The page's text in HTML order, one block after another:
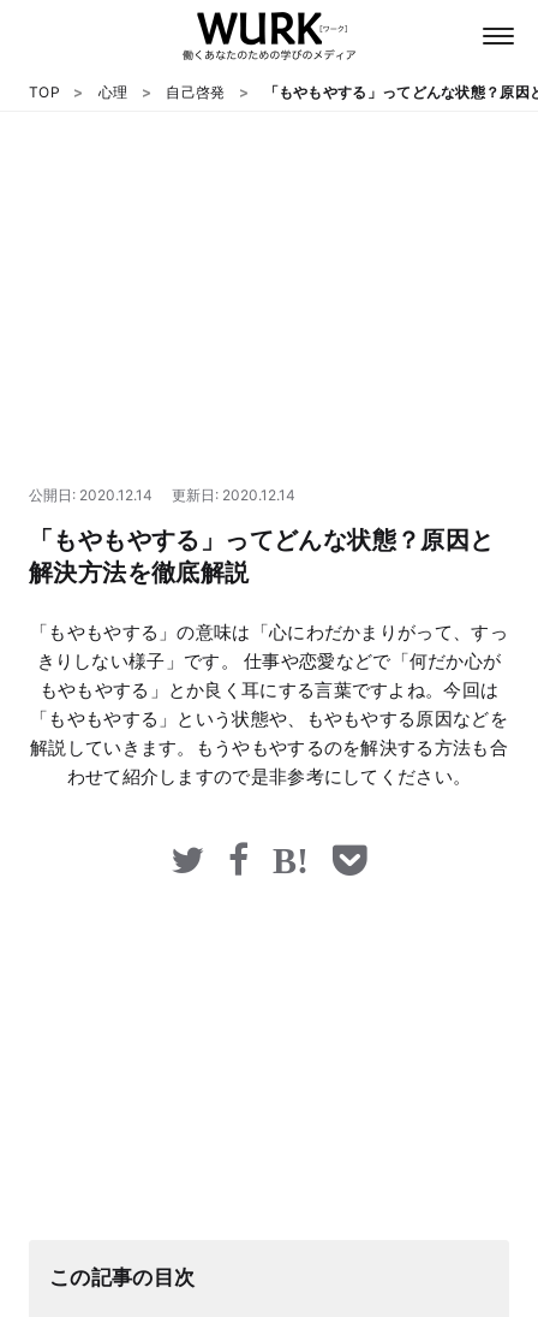
マネー
TOP 心理 自己啓発 「もやもやする」ってどんな状態？原
公開日: 2020.12.14 更新日: 2020.12.14
「もやもやする」ってどんな状態？原因と
解決方法を徹底解説
「もやもやする」の意味は「心にわだかまりがって、すっ
きりしない様子」です。 仕事や恋愛などで「何だか心が
もやもやする」とか良く耳にする言葉ですよね。今回は
「もやもやする」という状態や、もやもやする原因などを
解説していきます。もうやもやするのを解決する方法も合
わせて紹介しますので是非参考にしてください。
この記事の目次